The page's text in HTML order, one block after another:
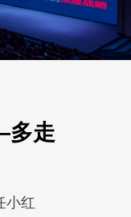
多走
小红